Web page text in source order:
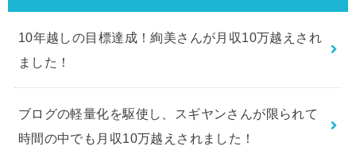
10年越しの目標達成！絢美さんが月収10万越えされ
ました！
ブログの軽量化を駆使し、スギヤンさんが限られて
時間の中でも月収10万越えされました！